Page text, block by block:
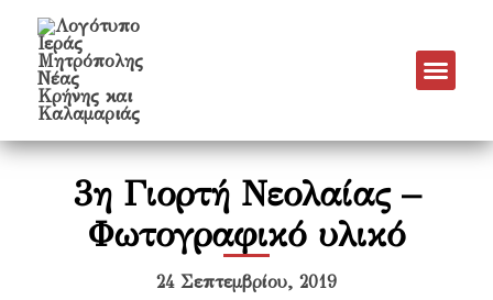
3η Γιορτή Νεολαίας –
Φωτογραφικό υλικό
24 Σεπτεμβρίου, 2019